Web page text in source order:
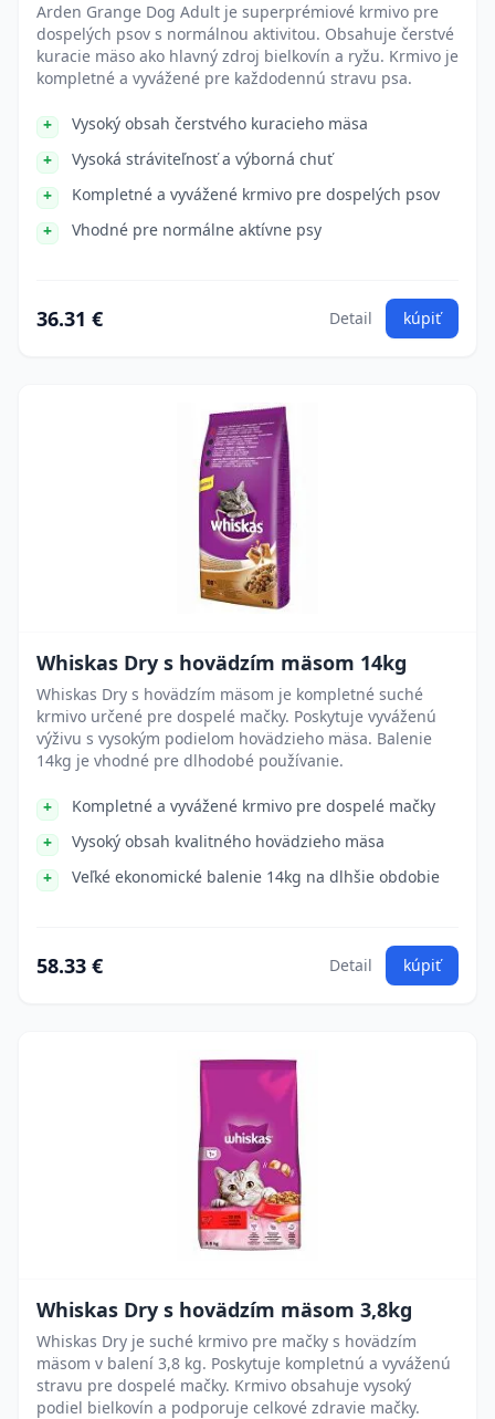
Arden Grange Dog Adult je superprémiové krmivo pre
dospelých psov s normálnou aktivitou. Obsahuje čerstvé
kuracie mäso ako hlavný zdroj bielkovín a ryžu. Krmivo je
kompletné a vyvážené pre každodennú stravu psa.
Vysoký obsah čerstvého kuracieho mäsa
Vysoká stráviteľnosť a výborná chuť
Kompletné a vyvážené krmivo pre dospelých psov
Vhodné pre normálne aktívne psy
36.31 € Detail kúpiť
Whiskas Dry s hovädzím mäsom 14kg
Whiskas Dry s hovädzím mäsom je kompletné suché
krmivo určené pre dospelé mačky. Poskytuje vyváženú
výživu s vysokým podielom hovädzieho mäsa. Balenie
14kg je vhodné pre dlhodobé používanie.
Kompletné a vyvážené krmivo pre dospelé mačky
Vysoký obsah kvalitného hovädzieho mäsa
Veľké ekonomické balenie 14kg na dlhšie obdobie
58.33 € Detail kúpiť
Whiskas Dry s hovädzím mäsom 3,8kg
Whiskas Dry je suché krmivo pre mačky s hovädzím
mäsom v balení 3,8 kg. Poskytuje kompletnú a vyváženú
stravu pre dospelé mačky. Krmivo obsahuje vysoký
podiel bielkovín a podporuje celkové zdravie mačky.